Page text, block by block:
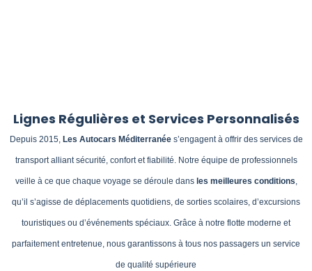
Lignes Régulières et Services Personnalisés
Depuis 2015, Les Autocars Méditerranées’engagent à offrir des services de
transport alliant sécurité, confort et fiabilité. Notre équipe de professionnels
veille à ce que chaque voyage se déroule dansles meilleures conditions,
qu’il s’agisse de déplacements quotidiens, de sorties scolaires, d’excursions
touristiques ou d’événements spéciaux. Grâce à notre flotte moderne et
parfaitement entretenue, nous garantissons à tous nos passagers un service
de qualité supérieure